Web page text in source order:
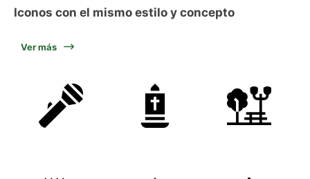
Iconos con el mismo estilo y concepto
Ver más